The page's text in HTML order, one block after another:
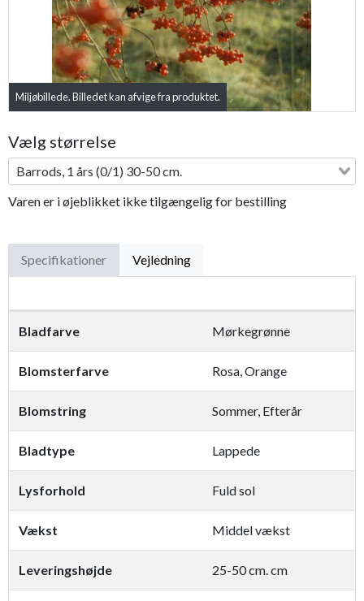
Miljøbillede. Billedet kan afvige fra produktet.
Vælg størrelse
Barrods, 1 års (0/1) 30-50 cm.
Varen er i øjeblikket ikke tilgængelig for bestilling
Specifikationer Vejledning
Bladfarve Mørkegrønne
Blomsterfarve Rosa, Orange
Blomstring Sommer, Efterår
Bladtype Lappede
Lysforhold Fuld sol
Vækst Middel vækst
Leveringshøjde ​25-50 cm. cm